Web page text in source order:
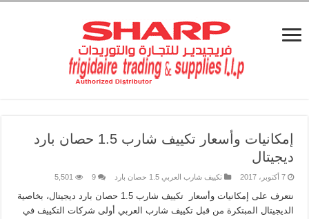
إمكانيات وأسعار تكييف شارب 1.5 حصان بارد
ديجيتال
7 أكتوبر، 2017 تكييف شارب العربي 1.5 حصان بارد 9
5,501
نتعرف على إمكانيات وأسعار تكييف شارب 1.5 حصان بارد ديجيتال، بخاصية
الديجيتال المبتكرة من قبل تكييف شارب العربي أولى شركات التكييف في